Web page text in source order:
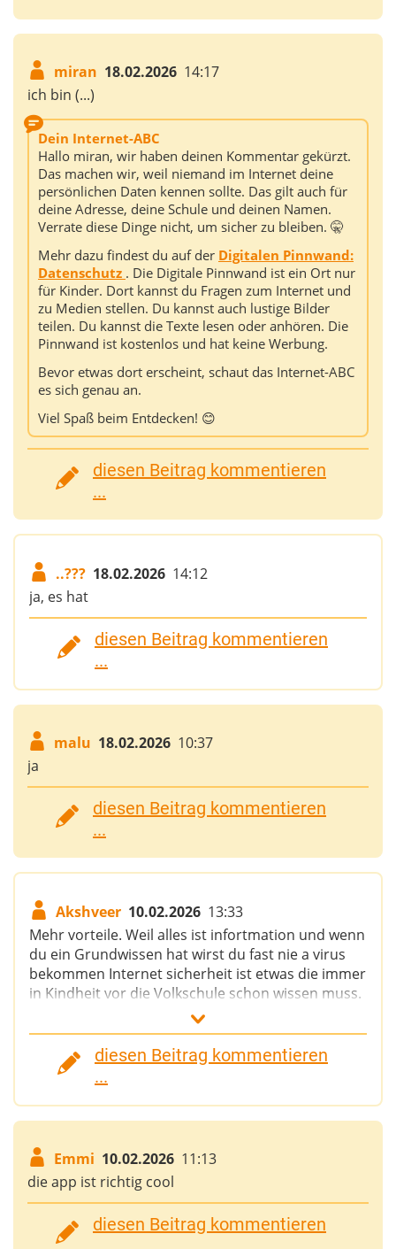
miran 18.02.2026 14:17
ich bin (...)
Dein Internet-ABC
Hallo miran, wir haben deinen Kommentar gekürzt.
Das machen wir, weil niemand im Internet deine
persönlichen Daten kennen sollte. Das gilt auch für
deine Adresse, deine Schule und deinen Namen.
Verrate diese Dinge nicht, um sicher zu bleiben. 🤫
Mehr dazu findest du auf der Digitalen Pinnwand:
Datenschutz . Die Digitale Pinnwand ist ein Ort nur
für Kinder. Dort kannst du Fragen zum Internet und
zu Medien stellen. Du kannst auch lustige Bilder
teilen. Du kannst die Texte lesen oder anhören. Die
Pinnwand ist kostenlos und hat keine Werbung.
Bevor etwas dort erscheint, schaut das Internet-ABC
es sich genau an.
Viel Spaß beim Entdecken! 😊
diesen Beitrag kommentieren
...
..??? 18.02.2026 14:12
ja, es hat
diesen Beitrag kommentieren
...
malu 18.02.2026 10:37
ja
diesen Beitrag kommentieren
...
Akshveer 10.02.2026 13:33
Mehr vorteile. Weil alles ist infortmation und wenn
du ein Grundwissen hat wirst du fast nie a virus
bekommen Internet sicherheit ist etwas die immer
in Kindheit vor die Volkschule schon wissen muss.
Wen man weiß was nicht zu tun alles ist ein Vorteil.
😊
diesen Beitrag kommentieren
...
Emmi 10.02.2026 11:13
die app ist richtig cool
diesen Beitrag kommentieren